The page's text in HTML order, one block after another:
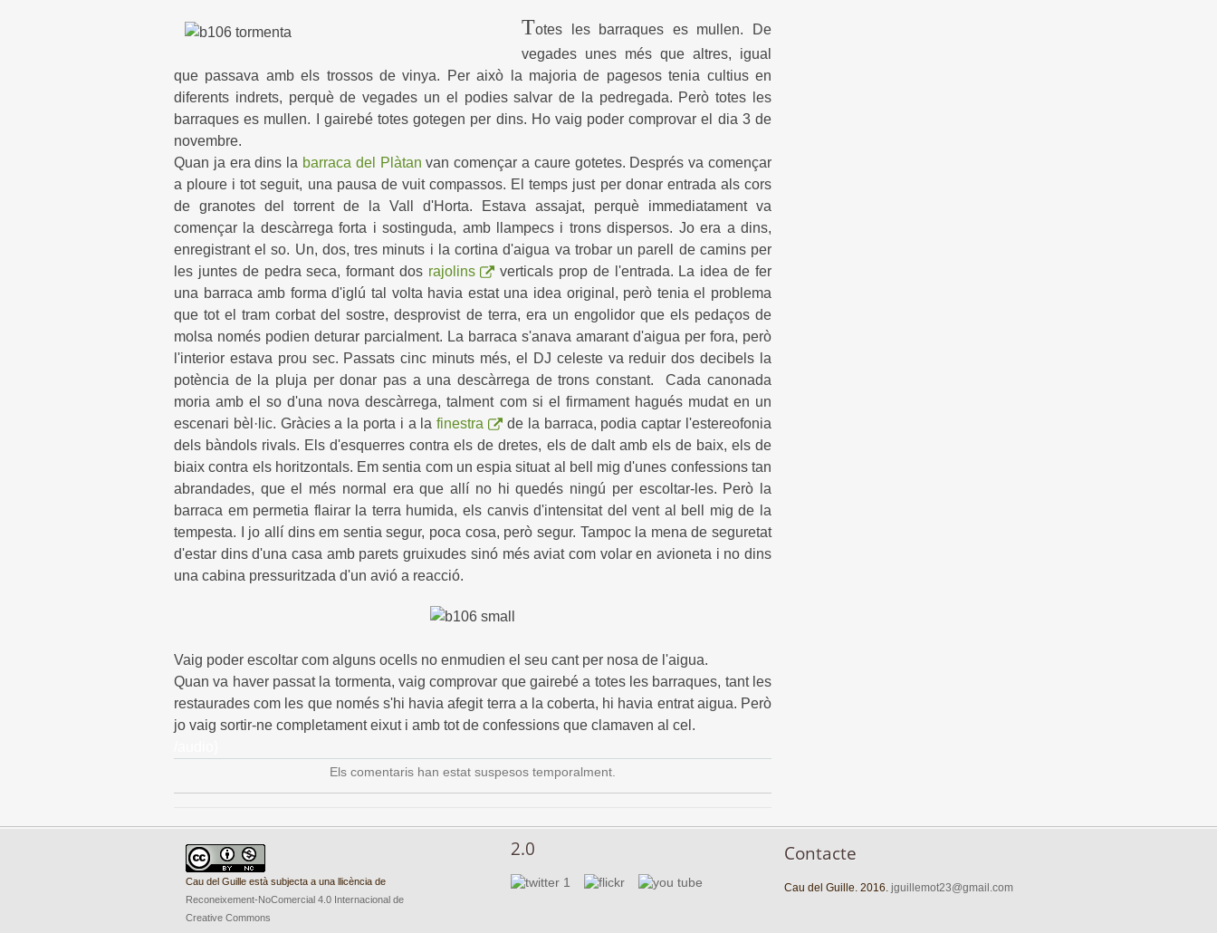
Totes les barraques es mullen. De
vegades unes més que altres, igual
que passava amb els trossos de vinya. Per això la majoria de pagesos tenia cultius en
diferents indrets, perquè de vegades un el podies salvar de la pedregada. Però totes les
barraques es mullen. I gairebé totes gotegen per dins. Ho vaig poder comprovar el dia 3 de
novembre.
Quan ja era dins la barraca del Plàtan van començar a caure gotetes. Després va començar
a ploure i tot seguit, una pausa de vuit compassos. El temps just per donar entrada als cors
de granotes del torrent de la Vall d'Horta. Estava assajat, perquè immediatament va
començar la descàrrega forta i sostinguda, amb llampecs i trons dispersos. Jo era a dins,
enregistrant el so. Un, dos, tres minuts i la cortina d'aigua va trobar un parell de camins per
les juntes de pedra seca, formant dos rajolins
verticals prop de l'entrada. La idea de fer
una barraca amb forma d'iglú tal volta havia estat una idea original, però tenia el problema
que tot el tram corbat del sostre, desprovist de terra, era un engolidor que els pedaços de
molsa només podien deturar parcialment. La barraca s'anava amarant d'aigua per fora, però
l'interior estava prou sec. Passats cinc minuts més, el DJ celeste va reduir dos decibels la
potència de la pluja per donar pas a una descàrrega de trons constant. Cada canonada
moria amb el so d'una nova descàrrega, talment com si el firmament hagués mudat en un
escenari bèl·lic. Gràcies a la porta i a lafinestra
de la barraca, podia captar l'estereofonia
dels bàndols rivals. Els d'esquerres contra els de dretes, els de dalt amb els de baix, els de
biaix contra els horitzontals. Em sentia com un espia situat al bell mig d'unes confessions tan
abrandades, que el més normal era que allí no hi quedés ningú per escoltar-les. Però la
barraca em permetia flairar la terra humida, els canvis d'intensitat del vent al bell mig de la
tempesta. I jo allí dins em sentia segur, poca cosa, però segur. Tampoc la mena de seguretat
d'estar dins d'una casa amb parets gruixudes sinó més aviat com volar en avioneta i no dins
una cabina pressuritzada d'un avió a reacció.
Vaig poder escoltar com alguns ocells no enmudien el seu cant per nosa de l'aigua.
Quan va haver passat la tormenta, vaig comprovar que gairebé a totes les barraques, tant les
restaurades com les que només s'hi havia afegit terra a la coberta, hi havia entrat aigua. Però
jo vaig sortir-ne completament eixut i amb tot de confessions que clamaven al cel.
Els comentaris han estat suspesos temporalment.
Cau del Guille està subjecta a una llicència de
Reconeixement-NoComercial 4.0 Internacional de
Creative Commons
Contacte
Cau del Guille. 2016.jguillemot23@gmail.com
2.0